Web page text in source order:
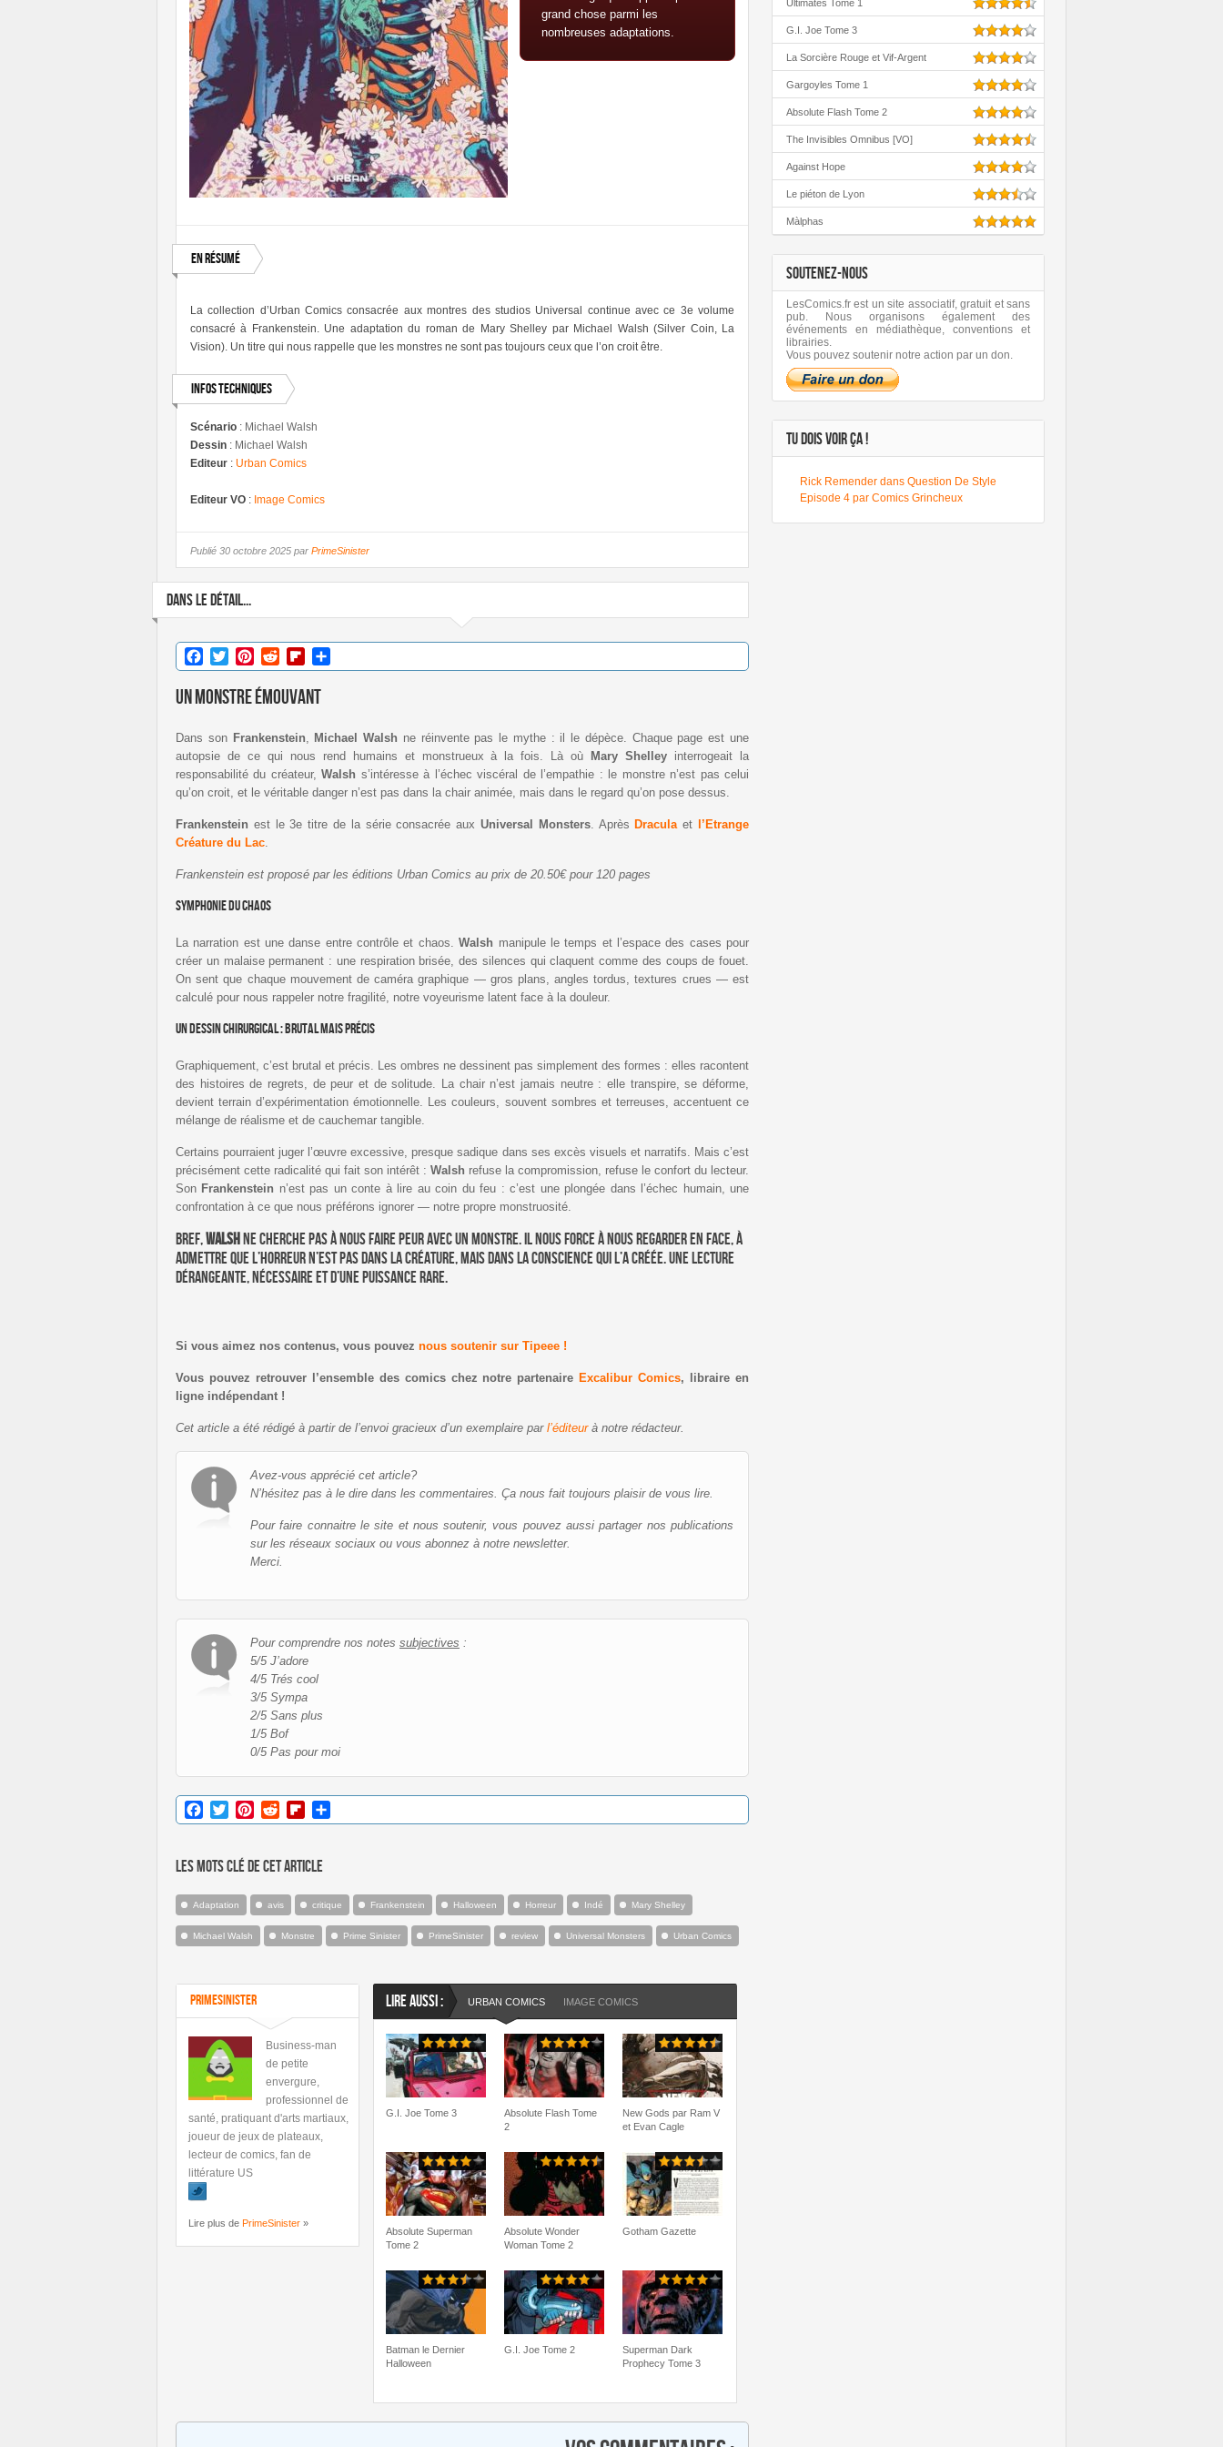
grand chose parmi les
nombreuses adaptations.
En résumé
La collection d’Urban Comics consacrée aux montres des studios Universal continue avec ce 3e volume
consacré à Frankenstein. Une adaptation du roman de Mary Shelley par Michael Walsh (Silver Coin, La
Vision). Un titre qui nous rappelle que les monstres ne sont pas toujours ceux que l’on croit être.
Infos techniques
Scénario : Michael Walsh
Dessin : Michael Walsh
Editeur : Urban Comics
Editeur VO : Image Comics
Publié 30 octobre 2025 par PrimeSinister
DANS LE DÉTAIL...
Facebook
TwitterPinterestRedditFlipboard
Un monstre émouvant
Dans son Frankenstein Michael Walsh ne réinvente pas le mythe : il le dépèce. Chaque page est une
autopsie de ce qui nous rend humains et monstrueux à la fois. Là où
Mary Shelley interrogeait la
responsabilité du créateur,Walsh s’intéresse à l’échec viscéral de l’empathie : le monstre n’est pas celui
qu’on croit, et le véritable danger n’est pas dans la chair animée, mais dans le regard qu’on pose dessus.
Frankenstein est le 3e titre de la série consacrée aux Universal Monsters. Après Dracula et
l’Etrange
Créature du Lac
Frankenstein est proposé par les éditions Urban Comics au prix de 20.50€ pour 120 pages
Symphonie du chaos
La narration est une danse entre contrôle et chaos.Walsh manipule le temps et l’espace des cases pour
créer un malaise permanent : une respiration brisée, des silences qui claquent comme des coups de fouet.
On sent que chaque mouvement de caméra graphique — gros plans, angles tordus, textures crues — est
calculé pour nous rappeler notre fragilité, notre voyeurisme latent face à la douleur.
Un dessin chirurgical : brutal mais précis
Graphiquement, c’est brutal et précis. Les ombres ne dessinent pas simplement des formes : elles racontent
des histoires de regrets, de peur et de solitude. La chair n’est jamais neutre : elle transpire, se déforme,
devient terrain d’expérimentation émotionnelle. Les couleurs, souvent sombres et terreuses, accentuent ce
mélange de réalisme et de cauchemar tangible.
Certains pourraient juger l’œuvre excessive, presque sadique dans ses excès visuels et narratifs. Mais c’est
précisément cette radicalité qui fait son intérêt : Walsh refuse la compromission, refuse le confort du lecteur.
Son Frankenstein n’est pas un conte à lire au coin du feu : c’est une plongée dans l’échec humain, une
confrontation à ce que nous préférons ignorer — notre propre monstruosité.
Bref,Walsh ne cherche pas à nous faire peur avec un monstre. Il nous force à nous regarder en face, à
admettre que l’horreur n’est pas dans la créature, mais dans la conscience qui l’a créée. Une lecture
dérangeante, nécessaire et d’une puissance rare.
Si vous aimez nos contenus, vous pouvez nous soutenir sur Tipeee !
Vous pouvez retrouver l’ensemble des comics chez notre partenaire Excalibur Comics, libraire en
ligne indépendant !
Cet article a été rédigé à partir de l’envoi gracieux d’un exemplaire par l’éditeurà notre rédacteur.
Avez-vous apprécié cet article?
N’hésitez pas à le dire dans les commentaires. Ça nous fait toujours plaisir de vous lire.
Pour faire connaitre le site et nous soutenir, vous pouvez aussi partager nos publications
sur les réseaux sociaux ou vous abonnez à notre newsletter.
Merci.
Pour comprendre nos notes subjectives :
5/5 J’adore
4/5 Trés cool
3/5 Sympa
2/5 Sans plus
1/5 Bof
0/5 Pas pour moi
Facebook
TwitterPinterestRedditFlipboard
Les mots clé de cet article
Adaptation avis critique Frankenstein Halloween Horreur Indé Mary Shelley
Michael Walsh Monstre Prime Sinister PrimeSinister review Universal Monsters Urban Comics
PrimeSinister
Business-man
de petite
envergure,
professionnel de
santé, pratiquant d'arts martiaux,
joueur de jeux de plateaux,
lecteur de comics, fan de
littérature US
Lire plus de PrimeSinister »
LIRE AUSSI : URBAN COMICS IMAGE COMICS
G.I. Joe Tome 3
Absolute Flash Tome
2
New Gods par Ram V
et Evan Cagle
Absolute Superman
Tome 2
Absolute Wonder
Woman Tome 2
Gotham Gazette
Batman le Dernier
Halloween
G.I. Joe Tome 2
Superman Dark
Prophecy Tome 3
Ultimates Tome 1
G.I. Joe Tome 3
La Sorcière Rouge et Vif-Argent
Gargoyles Tome 1
Absolute Flash Tome 2
The Invisibles Omnibus [VO]
Against Hope
Le piéton de Lyon
Màlphas
SOUTENEZ-NOUS
LesComics.fr est un site associatif, gratuit et sans
pub. Nous organisons également des
événements en médiathèque, conventions et
librairies.
Vous pouvez soutenir notre action par un don.
TU DOIS VOIR ÇA !
Rick Remender dans Question De Style
Episode 4 par Comics Grincheux